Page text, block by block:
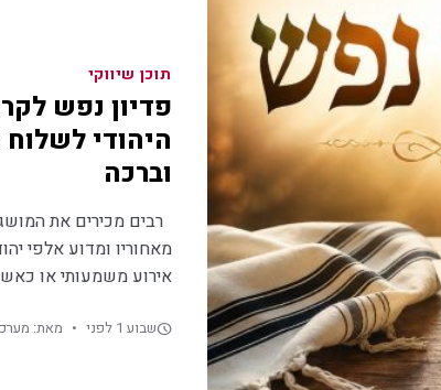
תוכן שיווקי
פדיון נפש
היהודי
וברכה
רבים מכירים את
מאחוריו ומדוע אלפי
אירוע משמעותי או
scheduleשבוע 1 לפני • מאת: